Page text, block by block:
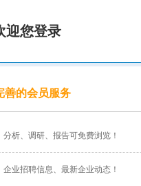
迎您登录
善的会员服务
析、调研、报告可免费浏览！
业招聘信息、最新企业动态！